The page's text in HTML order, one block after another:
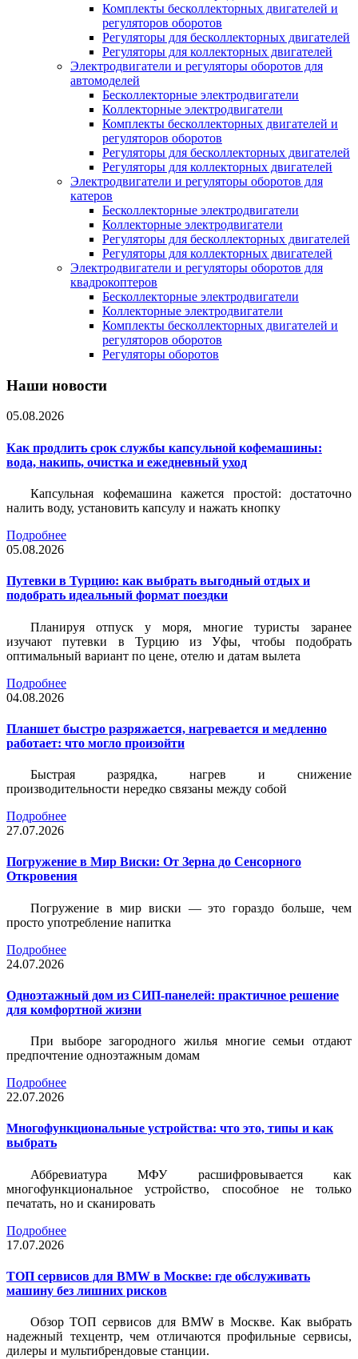
Комплекты бесколлекторных двигателей и
регуляторов оборотов
Регуляторы для бесколлекторных двигателей
Регуляторы для коллекторных двигателей
Электродвигатели и регуляторы оборотов для
автомоделей
Бесколлекторные электродвигатели
Коллекторные электродвигатели
Комплекты бесколлекторных двигателей и
регуляторов оборотов
Регуляторы для бесколлекторных двигателей
Регуляторы для коллекторных двигателей
Электродвигатели и регуляторы оборотов для
катеров
Бесколлекторные электродвигатели
Коллекторные электродвигатели
Регуляторы для бесколлекторных двигателей
Регуляторы для коллекторных двигателей
Электродвигатели и регуляторы оборотов для
квадрокоптеров
Бесколлекторные электродвигатели
Коллекторные электродвигатели
Комплекты бесколлекторных двигателей и
регуляторов оборотов
Регуляторы оборотов
Наши новости
05.08.2026
Как продлить срок службы капсульной кофемашины:
вода, накипь, очистка и ежедневный уход
Капсульная кофемашина кажется простой: достаточно
налить воду, установить капсулу и нажать кнопку
Подробнее
05.08.2026
Путевки в Турцию: как выбрать выгодный отдых и
подобрать идеальный формат поездки
Планируя отпуск у моря, многие туристы заранее
изучают путевки в Турцию из Уфы, чтобы подобрать
оптимальный вариант по цене, отелю и датам вылета
Подробнее
04.08.2026
Планшет быстро разряжается, нагревается и медленно
работает: что могло произойти
Быстрая разрядка, нагрев и снижение
производительности нередко связаны между собой
Подробнее
27.07.2026
Погружение в Мир Виски: От Зерна до Сенсорного
Откровения
Погружение в мир виски — это гораздо больше, чем
просто употребление напитка
Подробнее
24.07.2026
Одноэтажный дом из СИП-панелей: практичное решение
для комфортной жизни
При выборе загородного жилья многие семьи отдают
предпочтение одноэтажным домам
Подробнее
22.07.2026
Многофункциональные устройства: что это, типы и как
выбрать
Аббревиатура МФУ расшифровывается как
многофункциональное устройство, способное не только
печатать, но и сканировать
Подробнее
17.07.2026
ТОП сервисов для BMW в Москве: где обслуживать
машину без лишних рисков
Обзор ТОП сервисов для BMW в Москве. Как выбрать
надежный техцентр, чем отличаются профильные сервисы,
дилеры и мультибрендовые станции.